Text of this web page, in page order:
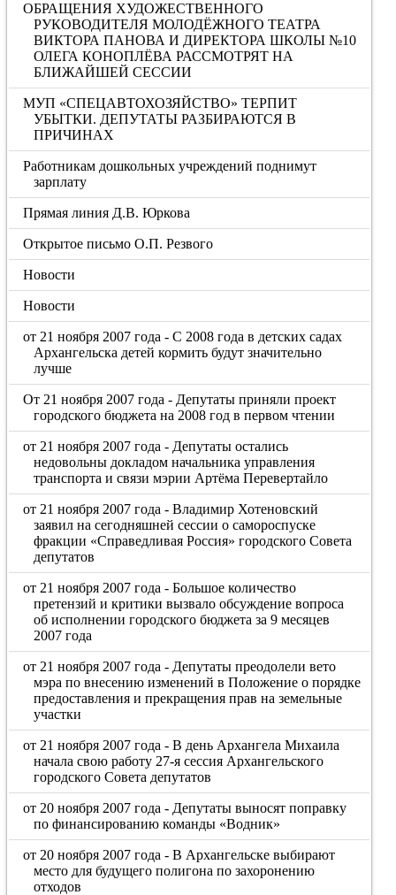
ОБРАЩЕНИЯ ХУДОЖЕСТВЕННОГО
РУКОВОДИТЕЛЯ МОЛОДЁЖНОГО ТЕАТРА
ВИКТОРА ПАНОВА И ДИРЕКТОРА ШКОЛЫ №10
ОЛЕГА КОНОПЛЁВА РАССМОТРЯТ НА
БЛИЖАЙШЕЙ СЕССИИ
МУП «СПЕЦАВТОХОЗЯЙСТВО» ТЕРПИТ
УБЫТКИ. ДЕПУТАТЫ РАЗБИРАЮТСЯ В
ПРИЧИНАХ
Работникам дошкольных учреждений поднимут
зарплату
Прямая линия Д.В. Юркова
Открытое письмо О.П. Резвого
Новости
Новости
от 21 ноября 2007 года - С 2008 года в детских садах
Архангельска детей кормить будут значительно
лучше
От 21 ноября 2007 года - Депутаты приняли проект
городского бюджета на 2008 год в первом чтении
от 21 ноября 2007 года - Депутаты остались
недовольны докладом начальника управления
транспорта и связи мэрии Артёма Перевертайло
от 21 ноября 2007 года - Владимир Хотеновский
заявил на сегодняшней сессии о самороспуске
фракции «Справедливая Россия» городского Совета
депутатов
от 21 ноября 2007 года - Большое количество
претензий и критики вызвало обсуждение вопроса
об исполнении городского бюджета за 9 месяцев
2007 года
от 21 ноября 2007 года - Депутаты преодолели вето
мэра по внесению изменений в Положение о порядке
предоставления и прекращения прав на земельные
участки
от 21 ноября 2007 года - В день Архангела Михаила
начала свою работу 27-я сессия Архангельского
городского Совета депутатов
от 20 ноября 2007 года - Депутаты выносят поправку
по финансированию команды «Водник»
от 20 ноября 2007 года - В Архангельске выбирают
место для будущего полигона по захоронению
отходов